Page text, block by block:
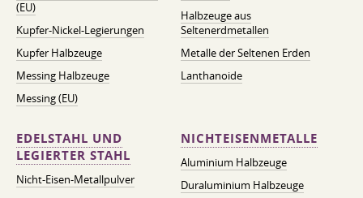
(EU)
Kupfer-Nickel-Legierungen
Kupfer Halbzeuge
Messing Halbzeuge
Messing (EU)
Halbzeuge aus
Seltenerdmetallen
Metalle der Seltenen Erden
Lanthanoide
EDELSTAHL UND
LEGIERTER STAHL
Nicht-Eisen-Metallpulver
NICHTEISENMETALLE
Aluminium Halbzeuge
Duraluminium Halbzeuge